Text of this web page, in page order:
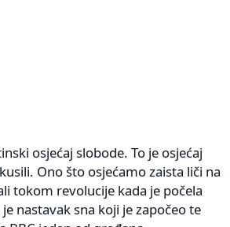
osjećaj slobode. To je osjećaj
Ono što osjećamo zaista liči na
tokom revolucije kada je počela
nastavak sna koji je započeo te